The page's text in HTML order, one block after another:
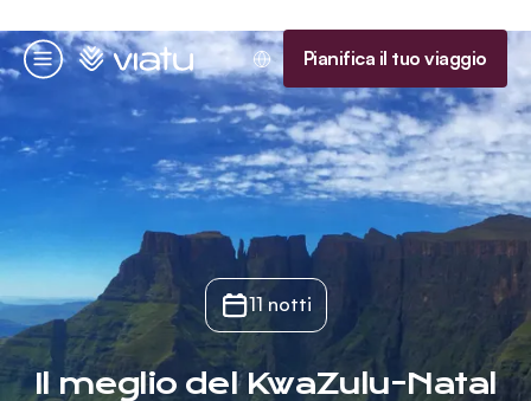
Menu
Homepage Pianifica il tuo viaggio
11 notti
Il meglio del KwaZulu-Natal